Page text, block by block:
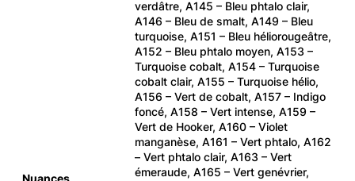
Nuances
verdâtre, A145 – Bleu phtalo clair,
A146 – Bleu de smalt, A149 – Bleu
turquoise, A151 – Bleu héliorougeâtre,
A152 – Bleu phtalo moyen, A153 –
Turquoise cobalt, A154 – Turquoise
cobalt clair, A155 – Turquoise hélio,
A156 – Vert de cobalt, A157 – Indigo
foncé, A158 – Vert intense, A159 –
Vert de Hooker, A160 – Violet
manganèse, A161 – Vert phtalo, A162
– Vert phtalo clair, A163 – Vert
émeraude, A165 – Vert genévrier,